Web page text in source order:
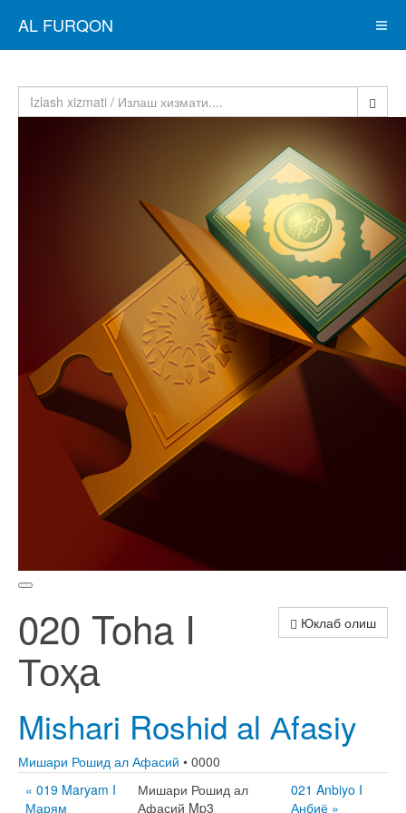
AL FURQON
Юклаб олиш
020 Toha I
Тоҳа
Mishari Roshid al Аfasiy
Мишари Рошид ал Афасий • 0000
« 019 Maryam I
Марям
Мишари Рошид ал
Афасий Mp3
021 Anbiyo I
Анбиё »